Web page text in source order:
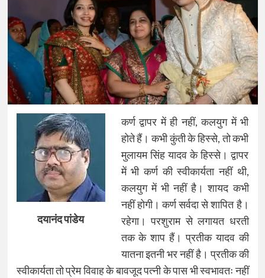
दयानंद पांडेय
कर्ण द्वापर में ही नहीं, कलयुग में भी
होते हैं। कभी कुंती के हिस्से, तो कभी
मुलायम सिंह यादव के हिस्से। द्वापर
में भी कर्ण की स्वीकार्यता नहीं थी,
कलयुग में भी नहीं है। शायद कभी
नहीं होगी। कर्ण सर्वदा से शापित है।
रहेगा। परशुराम से लगायत धरती
तक के शाप हैं। प्रतीक यादव की
यातना इतनी भर नहीं है। प्रतीक की
स्वीकार्यता तो प्रेम विवाह के बावजूद पत्नी के पास भी स्वभावतः नहीं